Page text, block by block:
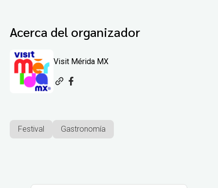
Acerca del organizador
Visit Mérida MX
Festival Gastronomía